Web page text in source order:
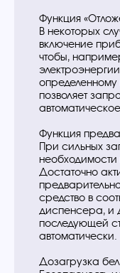
Функция
В некоторых
включение
чтобы,
позволяет
Функция
При сильных
необходимости
Достаточно
средство в
диспенсера, и
последующей
автоматически.
Дозагрузка